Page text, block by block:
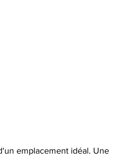
emplacement idéal. Une